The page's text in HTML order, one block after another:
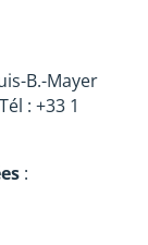
B.-Mayer
: +33 1
: